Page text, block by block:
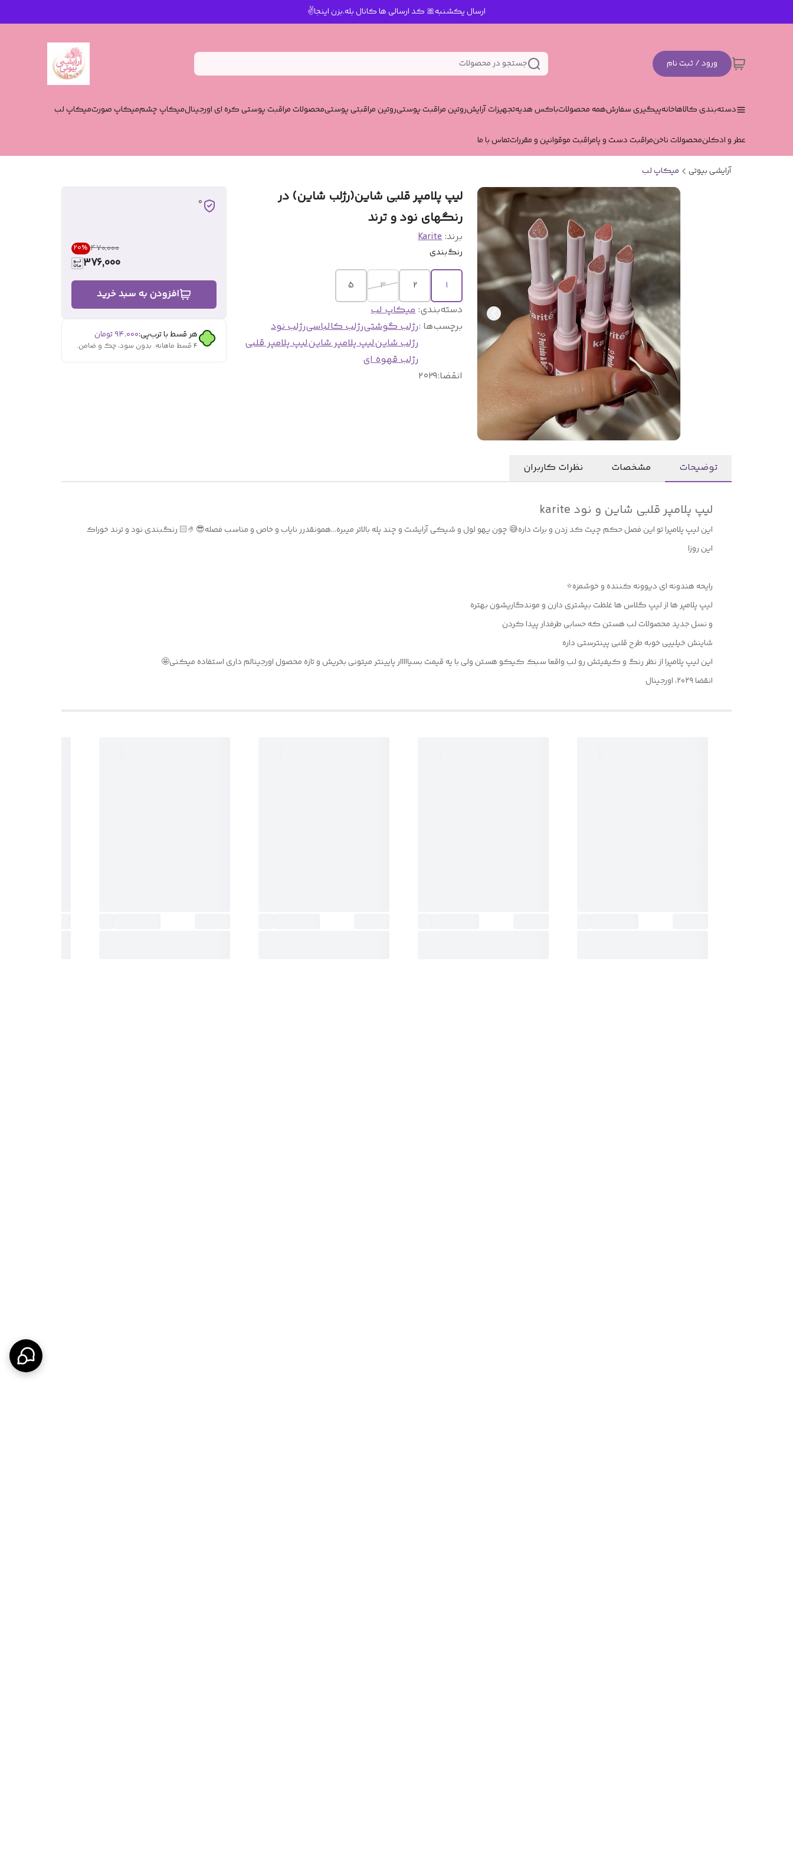
ارسال یکشنبه🎀 کد ارسالی ها کانال بله.بزن اینجا✌️
ورود / ثبت نام جستجو در محصولات
دسته‌بندی کالاهاخانهپیگیری سفارشهمه محصولاتباکس هدیهتجهیزات آرایشروتین مراقبت پوستیروتین مراقبتی پوستیمحصولات مراقبت پوستی کره ای اورجینالمیکاپ چشممیکاپ صورتمیکاپ لب
عطر و ادکلنمحصولات ناخنمراقبت دست و پامراقبت موقوانین و مقرراتتماس با ما
آرایشی بیوتی میکاپ لب
لیپ پلامپر قلبی شاین(رژلب شاین) در
رنگهای نود و ترند
برند:Karite
رنگ‌بندی
1
2
3
5
دسته‌بندی:میکاپ لب
برچسب‌ها :رژلب گوشتیرژلب کالباسیرژلب نود
رژلب شاینلیپ پلامپر شاینلیپ پلامپر قلبی
رژلب قهوه ای
انقضا:۲۰۲۹
0
۴۷۰٬۰۰۰ 20%
376,000
افزودن به سبد خرید
هر قسط با ترب‌پی:۹۴٬۰۰۰تومان
۴ قسط ماهانه. بدون سود، چک و ضامن.
توضیحات مشخصات نظرات کاربران
لیپ پلامپر قلبی شاین و نود karite
این لیپ پلامپرا تو این فصل حکم چیت کد زدن و برات داره😅 چون یهو لول و شیکی آرایشت و چند پله بالاتر میبره…همونقدرر نایاب و خاص و مناسب فصله😎🤌🏻 رنگبندی نود و ترند خوراک
این روزا
رایحه هندونه ای دیوونه کننده و خوشمزه⭐️
لیپ پلامپر ها از لیپ گلاس ها غلظت بیشتری دارن و موندگاریشون بهتره
و نسل جدید محصولات لب هستن که حسابی طرفدار پیدا کردن
شاینش خیلییی خوبه طرح قلبی پینترستی داره
این لیپ پلامپرا از نظر رنگ و کیفیتش رو لب واقعا سبک کیکو هستن ولی با یه قیمت بسیااااار پایینتر میتونی بخریش و تازه محصول اورجینالم داری استفاده میکنی🤩
انقضا ۲۰۲۹، اورجینال